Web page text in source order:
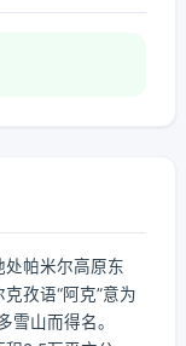
处帕米尔高原东
孜语“阿克”意为
雪山而得名。